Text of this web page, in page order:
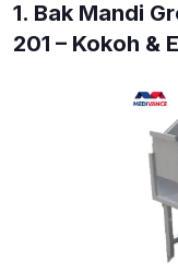
1. Bak Mandi
201 – Kokoh &